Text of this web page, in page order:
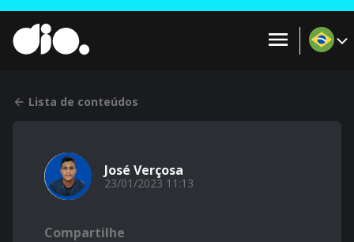
Lista de conteúdos
José Verçosa
23/01/2023 11:13
Compartilhe